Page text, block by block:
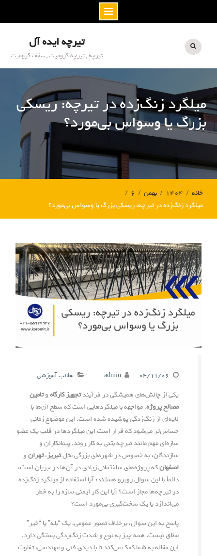
o
c
o
n
t
e
t
تیرچه ایده آل
تیرچه , تیرچه کرومیت , سقف کرومیت
میلگرد زنگ‌زده در تیرچه: ریسکی
بزرگ یا وسواس بی‌مورد؟
خانه ۱۴۰۴ بهمن
۶
میلگرد زنگ‌زده در تیرچه: ریسکی بزرگ یا وسواس بی‌مورد؟
۰۴/۱۱/۰۶ admin مطالب آموزشی
یکی از چالش‌های همیشگی در فرآیندتجهیز کارگاهوتامین
مصالح پروژه، مواجهه با میلگردهایی است که سطح آن‌ها با
لایه‌ای از زنگ‌زدگی پوشیده شده است. این موضوع زمانی
حساس‌تر می‌شود که قرار است این میلگردها در قلب یک عضو
سازه‌ای مهم مانند تیرچه بتنی به کار روند. پیمانکاران و
سازندگان، به خصوص در شهرهای بزرگی مثلتبریز،تهرانو
اصفهانکه پروژه‌های ساختمانی زیادی در آن‌ها در جریان است،
دائماً با این سوال روبرو هستند: آیا استفاده از میلگرد زنگ‌زده
در تیرچه‌ها مجاز است؟ آیا این کار ایمنی سازه را به خطر
می‌اندازد یا یک سخت‌گیری بی‌مورد است؟
پاسخ به این سوال، برخلاف تصور عمومی، یک “بله” یا “خیر”
مطلق نیست. همه چیز به نوع و شدت زنگ‌زدگی بستگی دارد.
این مقاله به شما کمک می‌کند تا با دیدی فنی و مهندسی، تفاوت